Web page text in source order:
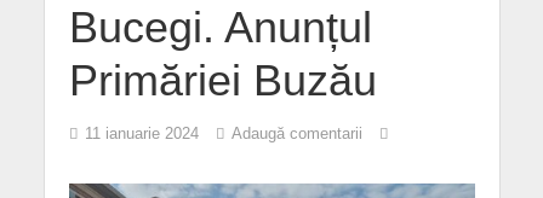
Bucegi. Anunțul
Primăriei Buzău
11 ianuarie 2024 Adaugă comentarii